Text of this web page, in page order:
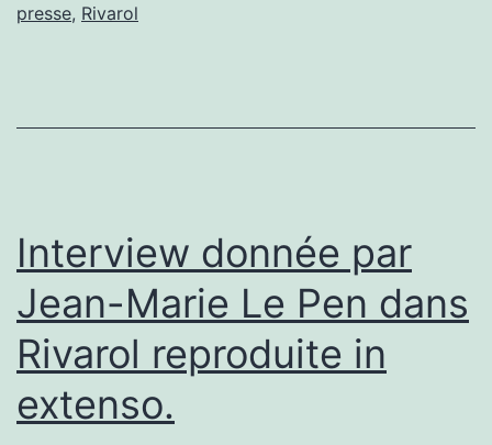
presse, Rivarol
Interview donnée par
Jean-Marie Le Pen dans
Rivarol reproduite in
extenso.